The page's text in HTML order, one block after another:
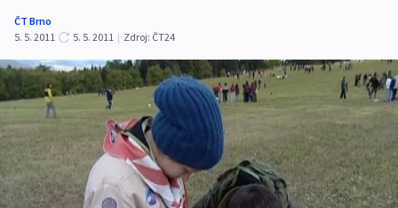
ČT Brno
5. 5. 2011
5. 5. 2011 | Zdroj: ČT24